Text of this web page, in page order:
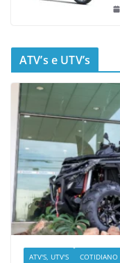
ATV’s e UTV’s
ATV'S, UTV'S COTIDIANO